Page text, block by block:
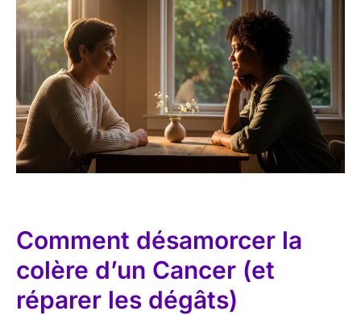
Comment désamorcer la
colère d’un Cancer (et
réparer les dégâts)